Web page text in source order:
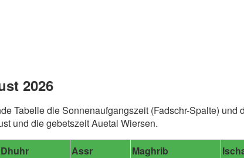
2026
Tabelle die Sonnenaufgangszeit (Fadschr-Spalte) und
und die gebetszeit Auetal Wiersen.
Dhuhr Assr Maghrib